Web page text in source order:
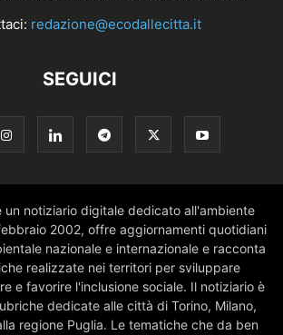
redazione@ecodallecitta.it
SEGUICI
un notiziario digitale dedicato all'ambiente
2002, offre aggiornamenti quotidiani
nazionale e internazionale e racconta
realizzate nei territori per sviluppare
e favorire l'inclusione sociale. Il notiziario è
dedicate alle città di Torino, Milano,
regione Puglia. Le tematiche che da ben